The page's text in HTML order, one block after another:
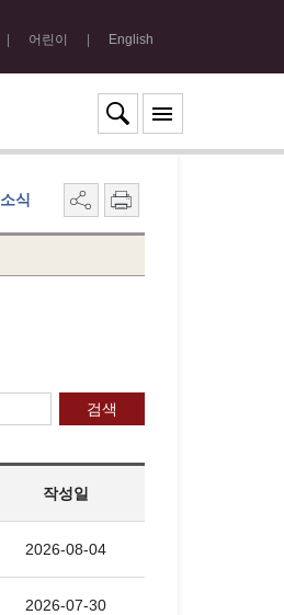
어린이 English
식
검색
작성일
2026-08-04
2026-07-30